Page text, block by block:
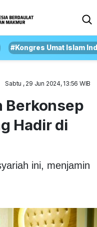
#Kongres Umat Islam
Sabtu , 29 Jun 2024, 13:56 WIB
Berkonsep
Hadir di
ini, menjamin